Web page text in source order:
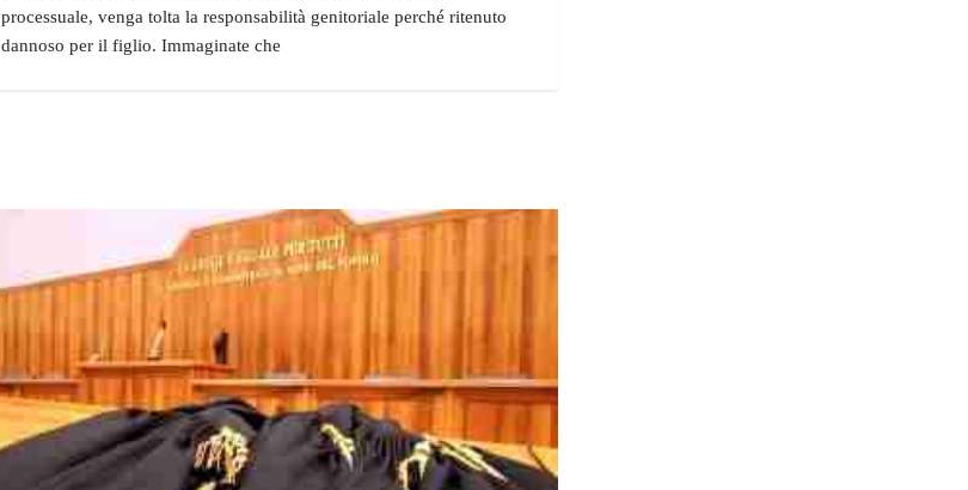
processuale, venga tolta la responsabilità genitoriale perché ritenuto
dannoso per il figlio. Immaginate che